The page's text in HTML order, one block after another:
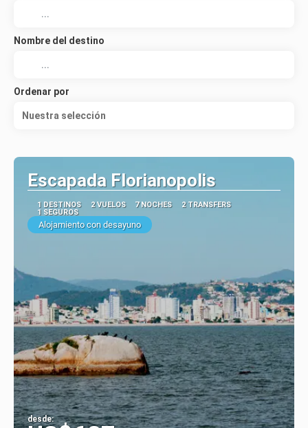
Nombre del destino
Ordenar por
Nuestra selección
Escapada Florianopolis
1 DESTINOS 2 VUELOS 7 NOCHES
2 TRANSFERS
1 SEGUROS
Alojamiento con desayuno
desde: